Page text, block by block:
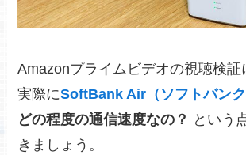
Amazonプライムビデオの視聴検証
実際にSoftBank Air（ソフトバンク
どの程度の通信速度なの？ という
きましょう。